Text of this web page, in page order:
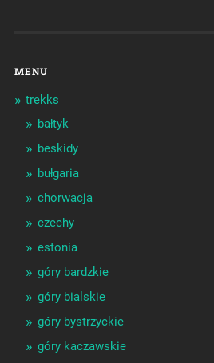
MENU
trekks
bałtyk
beskidy
bułgaria
chorwacja
czechy
estonia
góry bardzkie
góry bialskie
góry bystrzyckie
góry kaczawskie